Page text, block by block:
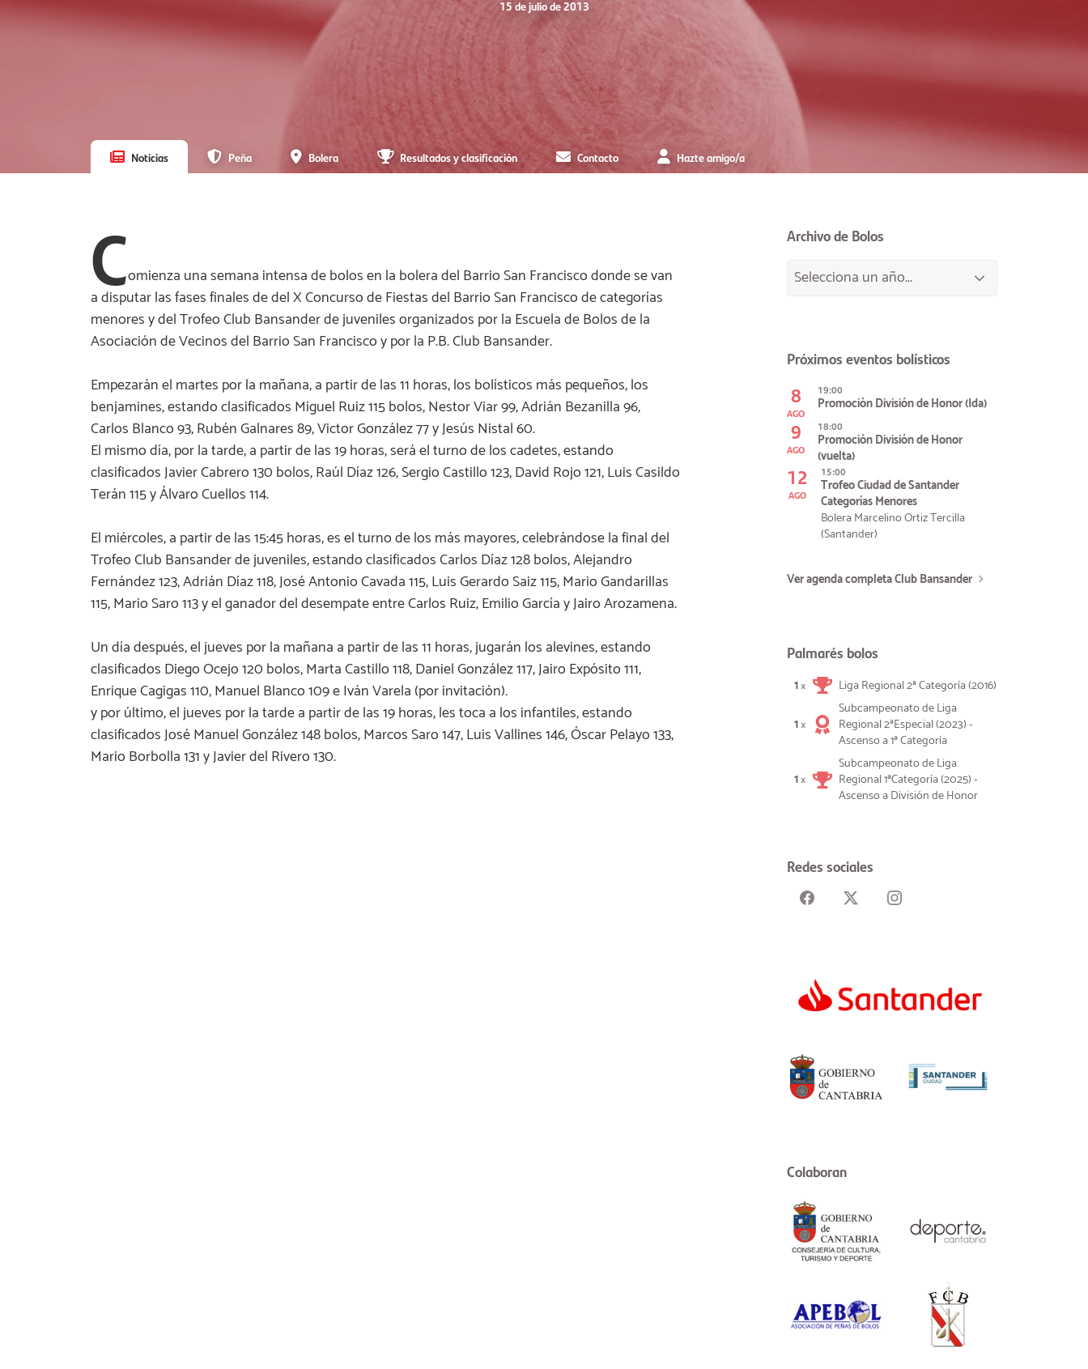
15 de julio de 2013
Noticias Peña Bolera Resultados y clasificación Contacto Hazte amigo/a
Comienza una semana intensa de bolos en la bolera del Barrio San Francisco donde se van
a disputar las fases finales de del X Concurso de Fiestas del Barrio San Francisco de categorías
menores y del Trofeo Club Bansander de juveniles organizados por la Escuela de Bolos de la
Asociación de Vecinos del Barrio San Francisco y por la P.B. Club Bansander.
Empezarán el martes por la mañana, a partir de las 11 horas, los bolísticos más pequeños, los
benjamines, estando clasificados Miguel Ruiz 115 bolos, Nestor Viar 99, Adrián Bezanilla 96,
Carlos Blanco 93, Rubén Galnares 89, Victor González 77 y Jesús Nistal 60.
El mismo día, por la tarde, a partir de las 19 horas, será el turno de los cadetes, estando
clasificados Javier Cabrero 130 bolos, Raúl Díaz 126, Sergio Castillo 123, David Rojo 121, Luis Casildo
Terán 115 y Álvaro Cuellos 114.
El miércoles, a partir de las 15:45 horas, es el turno de los más mayores, celebrándose la final del
Trofeo Club Bansander de juveniles, estando clasificados Carlos Díaz 128 bolos, Alejandro
Fernández 123, Adrián Díaz 118, José Antonio Cavada 115, Luis Gerardo Saiz 115, Mario Gandarillas
115, Mario Saro 113 y el ganador del desempate entre Carlos Ruiz, Emilio García y Jairo Arozamena.
Un día después, el jueves por la mañana a partir de las 11 horas, jugarán los alevines, estando
clasificados Diego Ocejo 120 bolos, Marta Castillo 118, Daniel González 117, Jairo Expósito 111,
Enrique Cagigas 110, Manuel Blanco 109 e Iván Varela (por invitación).
y por último, el jueves por la tarde a partir de las 19 horas, les toca a los infantiles, estando
clasificados José Manuel González 148 bolos, Marcos Saro 147, Luis Vallines 146, Óscar Pelayo 133,
Mario Borbolla 131 y Javier del Rivero 130.
Archivo de Bolos
Próximos eventos bolísticos
8
AGO
19:00
Promoción División de Honor (Ida)
9
AGO
18:00
Promoción División de Honor
(vuelta)
12
AGO
15:00
Trofeo Ciudad de Santander
Categorías Menores
Bolera Marcelino Ortiz Tercilla
(Santander)
Ver agenda completa Club Bansander
Palmarés bolos
1× Liga Regional 2ª Categoría (2016)
1×
Subcampeonato de Liga
Regional 2ªEspecial (2023) -
Ascenso a 1ª Categoría
1×
Subcampeonato de Liga
Regional 1ªCategoría (2025) -
Ascenso a División de Honor
Redes sociales
Colaboran